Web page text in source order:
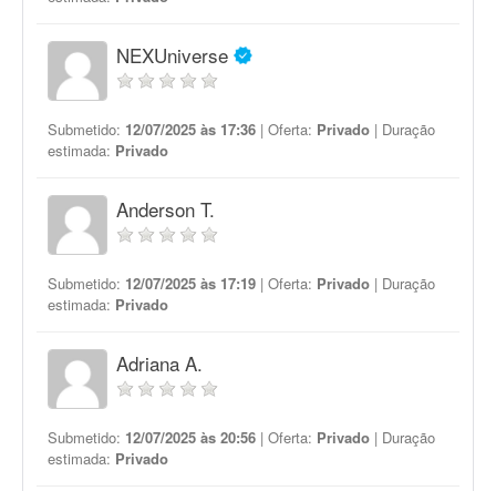
NEXUniverse
Submetido: 12/07/2025 às 17:36 | Oferta: Privado | Duração
estimada: Privado
Anderson T.
Submetido: 12/07/2025 às 17:19 | Oferta: Privado | Duração
estimada: Privado
Adriana A.
Submetido: 12/07/2025 às 20:56 | Oferta: Privado | Duração
estimada: Privado